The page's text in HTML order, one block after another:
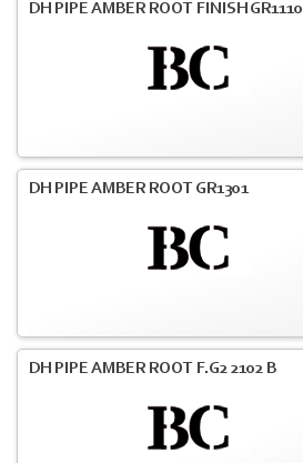
DH PIPE AMBER ROOT FINISH GR1110
DH PIPE AMBER ROOT GR1301
DH PIPE AMBER ROOT F.G2 2102 B